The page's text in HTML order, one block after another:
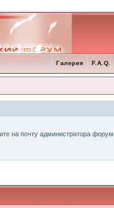
F.A.Q.
Галерея
на почту администратора